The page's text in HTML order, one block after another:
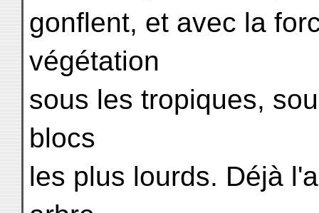
gonflent, et avec la
végétation
sous les tropiques,
blocs
les plus lourds. Déjà